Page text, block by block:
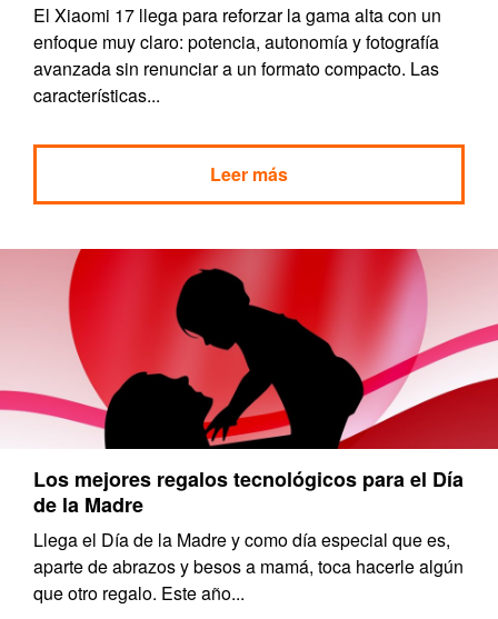
El Xiaomi 17 llega para reforzar la gama alta con un
enfoque muy claro: potencia, autonomía y fotografía
avanzada sin renunciar a un formato compacto. Las
características...
Leer más
Los mejores regalos tecnológicos para el Día
de la Madre
Llega el Día de la Madre y como día especial que es,
aparte de abrazos y besos a mamá, toca hacerle algún
que otro regalo. Este año...